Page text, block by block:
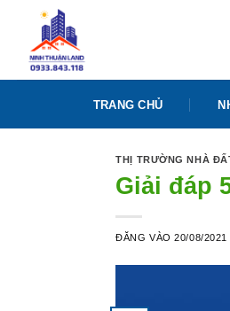
dung
TRANG CHỦ
THỊ TRƯỜNG NHÀ
Giải đáp
ĐĂNG VÀO20/08/2021